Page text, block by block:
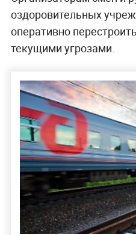
оздоровительных
оперативно
текущими угрозами.